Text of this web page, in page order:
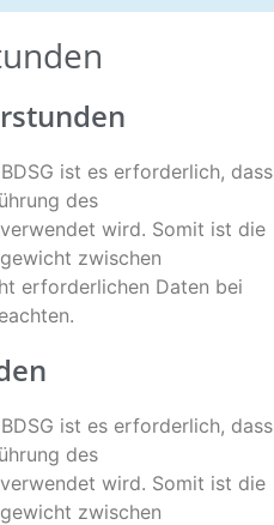
ist es erforderlich, dass
des
wird. Somit ist die
zwischen
erforderlichen Daten bei
ist es erforderlich, dass
des
wird. Somit ist die
zwischen